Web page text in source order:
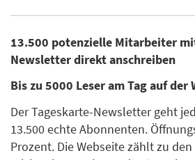
13.500 potenzielle Mitarbeiter
Newsletter direkt anschreiben
Bis zu 5000 Leser am Tag auf der
Der Tageskarte-Newsletter geht
13.500 echte Abonnenten.
Prozent. Die Webseite zählt zu den